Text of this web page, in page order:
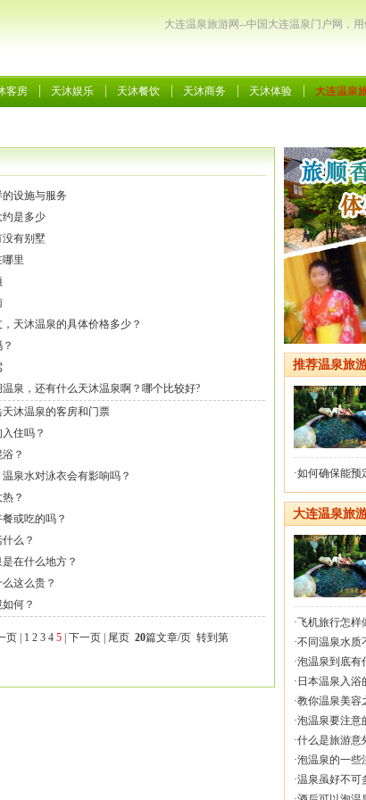
大连温泉旅游网--中国大连温泉门户网，
客房 天沐娱乐 天沐餐饮 天沐商务 天沐体验 大连温泉
设施与服务
约是多少
没有别墅
里
天沐温泉的具体价格多少？
泉，还有什么天沐温泉啊？哪个比较好?
沐温泉的客房和门票
住吗？
？
泉水对泳衣会有影响吗？
？
或吃的吗？
么？
在什么地方？
这么贵？
何？
页 1 2 3 4 5 | 下一页 | 尾页 20篇文章/页 转到第
推荐温泉旅
·如何确保能预
大连温泉旅
·飞机旅行怎样
·不同温泉水质
·泡温泉到底有
· 日本温泉入浴
·教你温泉美容
·泡温泉要注意
·什么是旅游意
·泡温泉的一些
·温泉虽好不可